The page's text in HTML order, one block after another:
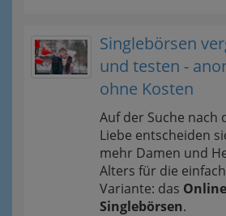
Singlebörsen
und testen -
ohne Kosten
Auf der Suche nach
Liebe entscheiden
mehr Damen und
Alters für die
Variante: das
Singlebörsen.